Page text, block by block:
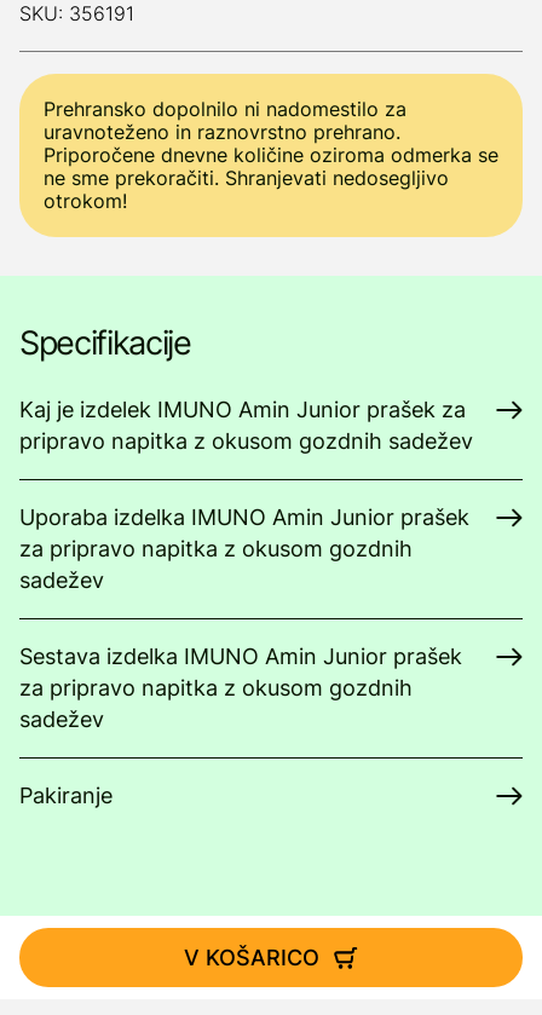
SKU: 356191
Prehransko dopolnilo ni nadomestilo za
uravnoteženo in raznovrstno prehrano.
Priporočene dnevne količine oziroma odmerka se
ne sme prekoračiti. Shranjevati nedosegljivo
otrokom!
Specifikacije
Kaj je izdelek IMUNO Amin Junior prašek za
pripravo napitka z okusom gozdnih sadežev
Uporaba izdelka IMUNO Amin Junior prašek
za pripravo napitka z okusom gozdnih
sadežev
Sestava izdelka IMUNO Amin Junior prašek
za pripravo napitka z okusom gozdnih
sadežev
Pakiranje
V KOŠARICO